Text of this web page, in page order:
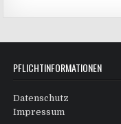
PFLICHTINFORMATIONEN
Datenschutz
Impressum